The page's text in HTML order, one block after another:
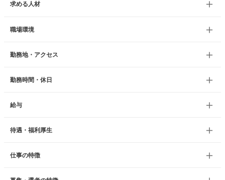
求める人材
職場環境
勤務地・アクセス
勤務時間・休日
給与
待遇・福利厚生
仕事の特徴